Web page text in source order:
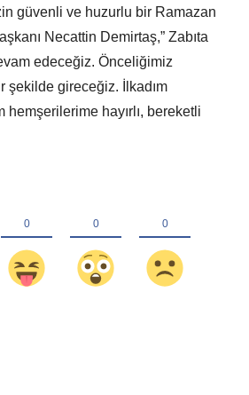
güvenli ve huzurlu bir Ramazan
Necattin Demirtaş,” Zabıta
edeceğiz. Önceliğimiz
şekilde gireceğiz. İlkadım
hemşerilerime hayırlı, bereketli